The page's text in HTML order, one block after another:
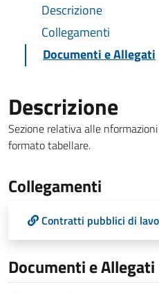
Descrizione
Collegamenti
Documenti e Allegati
Descrizione
Sezione relativa alle
formato tabellare.
Collegamenti
Contratti pubblici di
Documenti e Allegati